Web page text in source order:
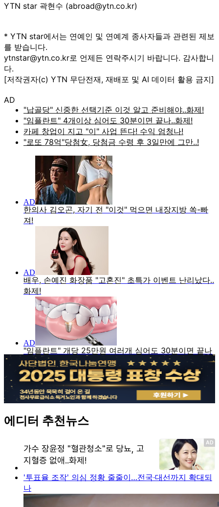
YTN star 곽현수 (abroad@ytn.co.kr)
* YTN star에서는 연예인 및 연예계 종사자들과 관련된 제보
를 받습니다.
ytnstar@ytn.co.kr로 언제든 연락주시기 바랍니다. 감사합니
다.
[저작권자(c) YTN 무단전재, 재배포 및 AI 데이터 활용 금지]
AD
에디터 추천뉴스
'투표율 조작' 의심 정황 줄줄이…전국·대선까지 확대되
나